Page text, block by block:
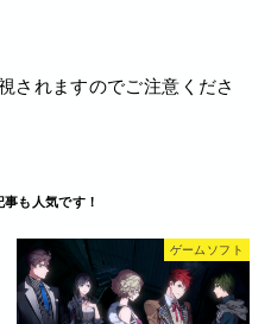
されますのでご注意くださ
ゲームソフト